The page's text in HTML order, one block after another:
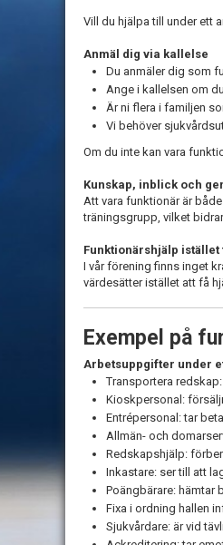
Vill du hjälpa till under ett
Anmäl dig via kallelse
Du anmäler dig som
Ange i kallelsen om
Är ni flera i familjen
Vi behöver
Om du inte kan vara
Kunskap, inblick och
Att vara funktionär är
träningsgrupp, vilket
Funktionärshjälp
I vår förening finns inget
värdesätter istället att få
Exempel på
Arbetsuppgifter under
Transportera
Kioskpersonal:
Entrépersonal: tar
Allmän- och
Redskapshjälp:
Inkastare: ser till att
Poängbärare: hämtar
Fixa i ordning hallen
Sjukvårdare: är vid